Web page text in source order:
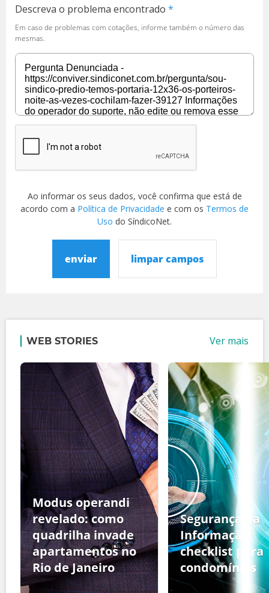
Descreva o problema encontrado
Em caso de problemas com cotações, informe também o número das
mesmas.
Ao informar os seus dados, você confirma que está de
acordo com a Política de Privacidade e com os Termos de
Uso do SíndicoNet.
enviar limpar campos
WEB STORIES Ver mais
Modus operandi
revelado: como
quadrilha invade
apartamentos no
Rio de Janeiro
Segurança da
Informação:
checklist para
condomínios